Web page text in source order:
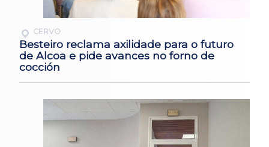
CERVO
Besteiro reclama axilidade para o futuro
de Alcoa e pide avances no forno de
cocción